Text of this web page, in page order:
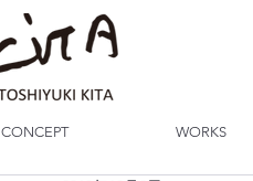
CONCEPT WORKS